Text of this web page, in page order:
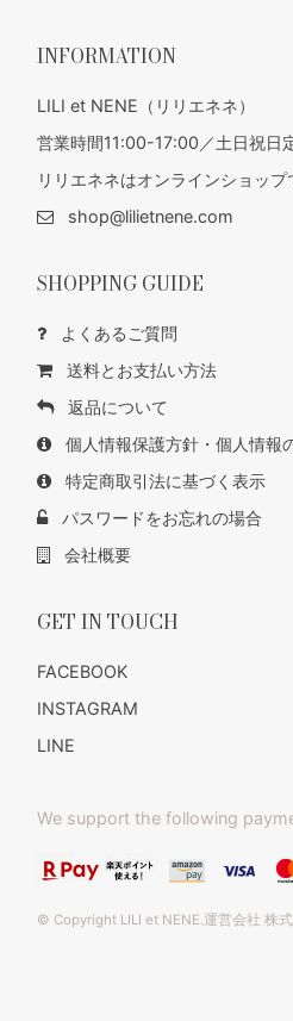
INFORMATION
LILI et NENE（リリエネネ）
営業時間11:00-17:00／土日祝日
リリエネネはオンラインショップ
shop@lilietnene.com
SHOPPING GUIDE
よくあるご質問
送料とお支払い方法
返品について
個人情報保護方針・個人情報
特定商取引法に基づく表示
パスワードをお忘れの場合
会社概要
GET IN TOUCH
FACEBOOK
INSTAGRAM
LINE
We support the following
© Copyright LILI et NENE.運営会社 株